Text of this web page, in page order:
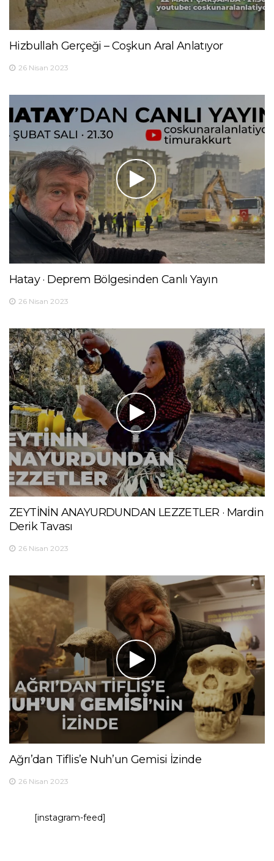
Hizbullah Gerçeği – Coşkun Aral Anlatıyor
26 Nisan 2023
Hatay · Deprem Bölgesinden Canlı Yayın
26 Nisan 2023
ZEYTİNİN ANAYURDUNDAN LEZZETLER · Mardin
Derik Tavası
26 Nisan 2023
Ağrı’dan Tiflis’e Nuh’un Gemisi İzinde
26 Nisan 2023
[instagram-feed]